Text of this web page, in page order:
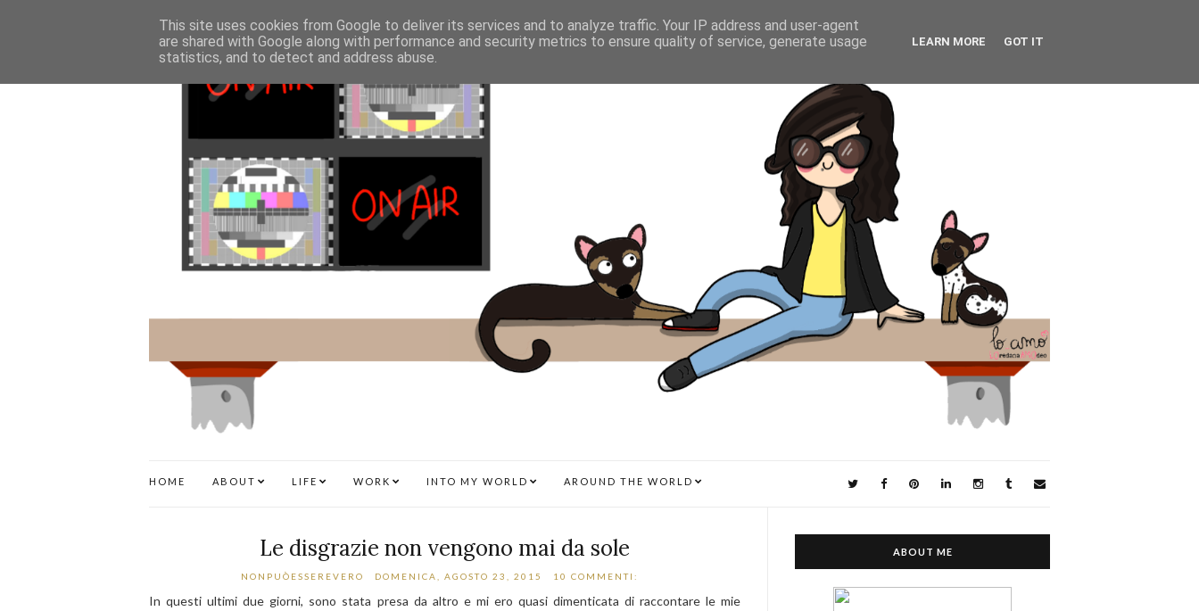
HOME ABOUT LIFE WORK INTO MY WORLD AROUND THE WORLD
Le disgrazie non vengono mai da sole
NONPUÒESSEREVERO DOMENICA, AGOSTO 23, 2015 10 COMMENTI:
In questi ultimi due giorni, sono stata presa da altro e mi ero quasi dimenticata di raccontare le mie
ABOUT ME
This site uses cookies from Google to deliver its services and to analyze traffic. Your IP address and user-agent
are shared with Google along with performance and security metrics to ensure quality of service, generate usage
statistics, and to detect and address abuse.
LEARN MORE GOT IT